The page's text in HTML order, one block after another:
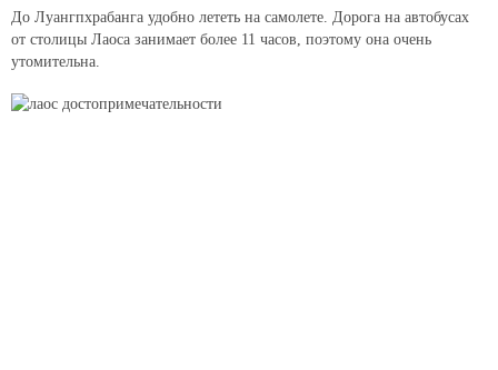
До Луангпхрабанга удобно лететь на самолете. Дорога на автобусах
от столицы Лаоса занимает более 11 часов, поэтому она очень
утомительна.